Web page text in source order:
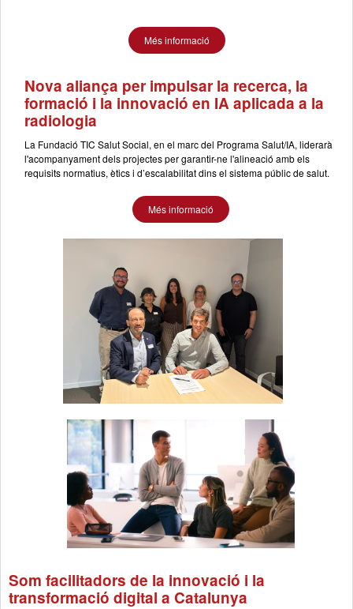
Més informació
Nova aliança per impulsar la recerca, la
formació i la innovació en IA aplicada a la
radiologia
La Fundació TIC Salut Social, en el marc del Programa Salut/IA, liderarà
l'acompanyament dels projectes per garantir-ne l'alineació amb els
requisits normatius, ètics i d’escalabilitat dins el sistema públic de salut.
Més informació
Som facilitadors de la innovació i la
transformació digital a Catalunya